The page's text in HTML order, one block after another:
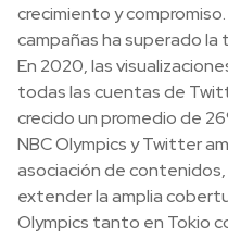
crecimiento y
campañas ha superado la
En 2020, las
todas las cuentas de
crecido un promedio de
NBC Olympics y Twitter
asociación de
extender la amplia
Olympics tanto en Tokio